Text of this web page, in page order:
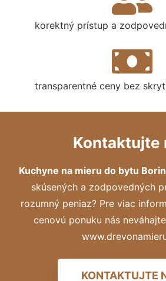
korektný prístup a
transparentné ceny bez
Kontaktujte
Kuchyne na mieru do bytu
skúsených a zodpovedných
rozumný peniaz? Pre viac
cenovú ponuku nás
KONTAKTUJTE